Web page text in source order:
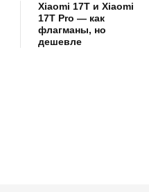
Xiaomi 17T и Xiaomi
17T Pro — как
флагманы, но
дешевле